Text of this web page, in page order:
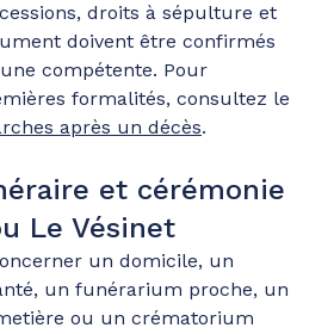
droits à sépulture et
doivent être confirmés
compétente. Pour
formalités, consultez le
après un décès.
et cérémonie
Le Vésinet
un domicile, un
un funérarium proche, un
ou un crématorium